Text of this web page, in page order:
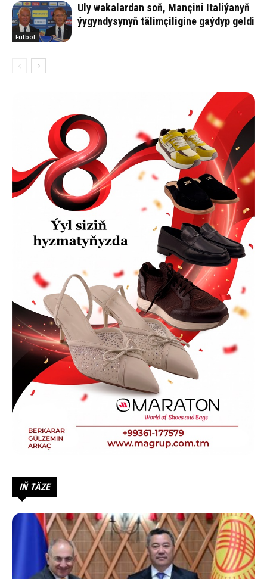
Futbol
Uly wakalardan soň, Mançini Italiýanyň
ýygyndysynyň tälimçiligine gaýdyp geldi
IŇ TÄZE